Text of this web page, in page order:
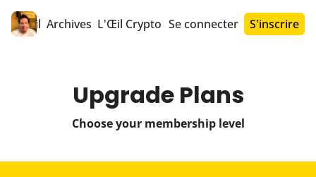
Accueil Archives L'Œil Crypto PRO™Se connecter S'inscrire
Upgrade Plans
Choose your membership level